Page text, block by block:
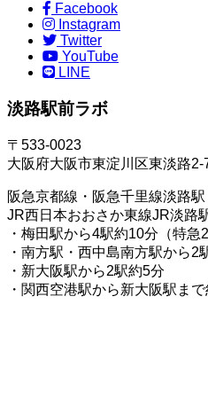
Facebook
Instagram
Twitter
YouTube
LINE
淡路駅前ラボ
〒533-0023
大阪府大阪市東淀川区東淡路2-
阪急京都線・阪急千里線淡路
JR西日本おおさか東線JR淡路
・梅田駅から4駅約10分（特急2
・南方駅・西中島南方駅から2
・新大阪駅から2駅約5分
・関西空港駅から新大阪駅ま